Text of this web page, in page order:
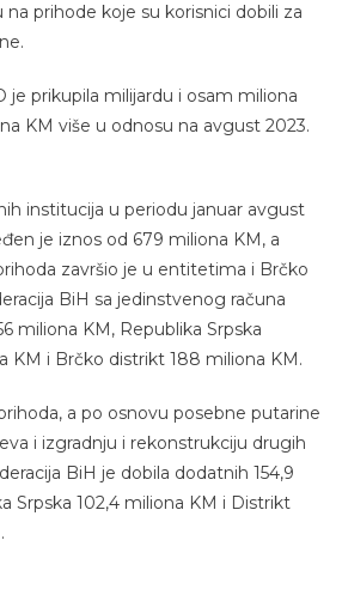
prihode koje su korisnici dobili za
je prikupila milijardu i osam miliona
KM više u odnosu na avgust 2023.
institucija u periodu januar avgust
je iznos od 679 miliona KM, a
završio je u entitetima i Brčko
BiH sa jedinstvenog računa
miliona KM, Republika Srpska
KM i Brčko distrikt 188 miliona KM.
a po osnovu posebne putarine
i izgradnju i rekonstrukciju drugih
BiH je dobila dodatnih 154,9
Srpska 102,4 miliona KM i Distrikt